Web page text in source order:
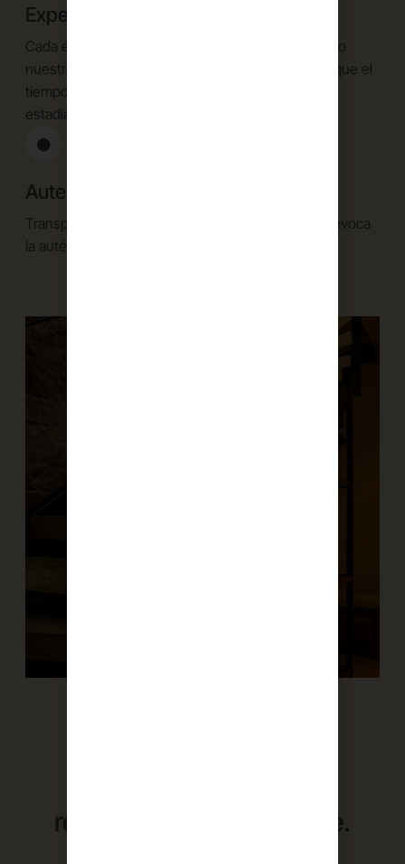
Experiencia personalizada
Cada estancia en Porta Paradiso es tan única como
nuestros huéspedes. Nos esforzamos por hacer que el
tiempo se detenga para ti y disfrutes al máximo tu
estadía en nuestro Albergo.
Autenticidad
Transpórtate en cada experiencia a un lugar que evoca
la auténtica Toscana Italiana.
recordarán para siempre.